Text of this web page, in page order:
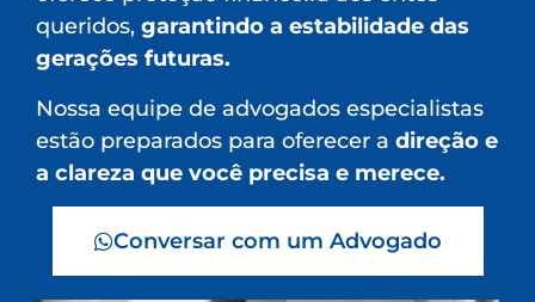
queridos, garantindo a estabilidade das
gerações futuras.
Nossa equipe de advogados especialistas
estão preparados para oferecer a direção e
a clareza que você precisa e merece.
Conversar com um Advogado